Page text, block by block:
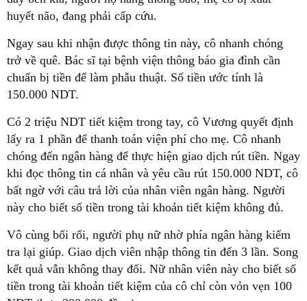
huyết não, đang phải cấp cứu.
Ngay sau khi nhận được thông tin này, cô nhanh chóng
trở về quê. Bác sĩ tại bệnh viện thông báo gia đình cần
chuẩn bị tiền để làm phẫu thuật. Số tiền ước tính là
150.000 NDT.
Có 2 triệu NDT tiết kiệm trong tay, cô Vương quyết định
lấy ra 1 phần để thanh toán viện phí cho mẹ. Cô nhanh
chóng đến ngân hàng để thực hiện giao dịch rút tiền. Ngay
khi đọc thông tin cá nhân và yêu cầu rút 150.000 NDT, cô
bất ngờ với câu trả lời của nhân viên ngân hàng. Người
này cho biết số tiền trong tài khoản tiết kiệm không đủ.
Vô cùng bối rối, người phụ nữ nhờ phía ngân hàng kiểm
tra lại giúp. Giao dịch viên nhập thông tin đến 3 lần. Song
kết quả vẫn không thay đổi. Nữ nhân viên này cho biết số
tiền trong tài khoản tiết kiệm của cô chỉ còn vỏn vẹn 100